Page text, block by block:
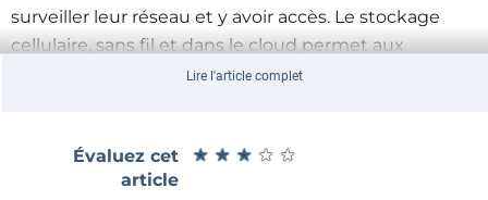
surveiller leur réseau et y avoir accès. Le stockage
cellulaire, sans fil et dans le cloud permet aux
utilisateurs d’accéder à tous leurs appareils sans fil et
E/S sans fil
Accès au cloud
Lire l'article complet
Évaluez cet
article
★ ★ ★ ★ ★
★ ★ ★ ★ ★